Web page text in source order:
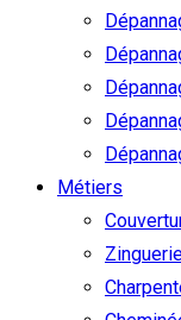
Métiers